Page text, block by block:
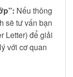
Nếu thông
sẽ tư vấn bạn
Letter) để giải
với cơ quan